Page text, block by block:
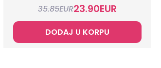
35.85EUR23.90EUR
DODAJ U KORPU